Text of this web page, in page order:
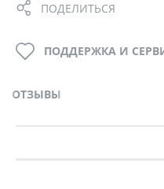
ПОДЕЛИТЬСЯ
ОТЗЫВЫ
ПОДДЕРЖКА И